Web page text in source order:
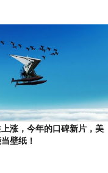
上涨，今年的口碑新片，美
壁纸！